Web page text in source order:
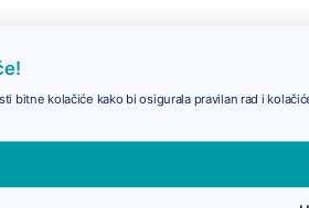
bitne kolačiće kako bi osigurala pravilan rad i